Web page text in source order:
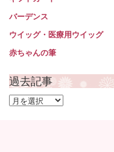
バーデンス
ウイッグ・医療用ウイッグ
赤ちゃんの筆
過去記事
過